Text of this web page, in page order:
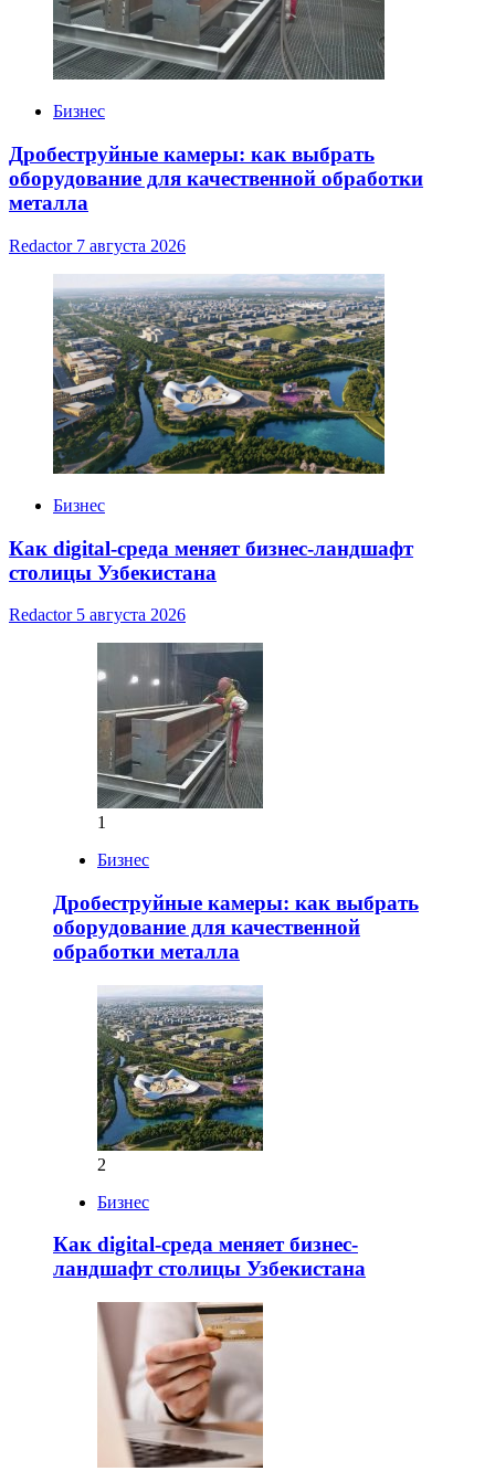
Бизнес
Дробеструйные камеры: как выбрать
оборудование для качественной обработки
металла
Redactor 7 августа 2026
Бизнес
Как digital-среда меняет бизнес-ландшафт
столицы Узбекистана
Redactor 5 августа 2026
1
Бизнес
Дробеструйные камеры: как выбрать
оборудование для качественной
обработки металла
2
Бизнес
Как digital-среда меняет бизнес-
ландшафт столицы Узбекистана